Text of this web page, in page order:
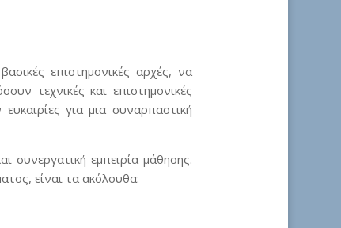
επιστημονικές αρχές, να
τεχνικές και επιστημονικές
για μια συναρπαστική
συνεργατική εμπειρία μάθησης.
είναι τα ακόλουθα: